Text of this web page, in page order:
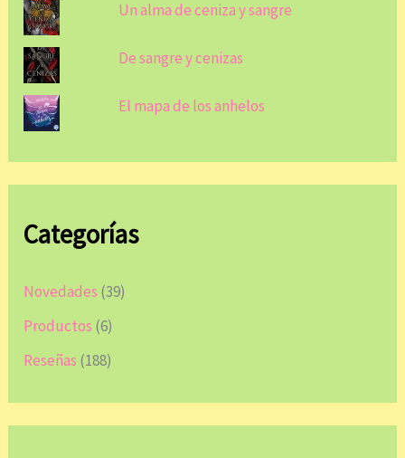
Un alma de ceniza y sangre
De sangre y cenizas
El mapa de los anhelos
Categorías
Novedades (39)
Productos (6)
Reseñas (188)